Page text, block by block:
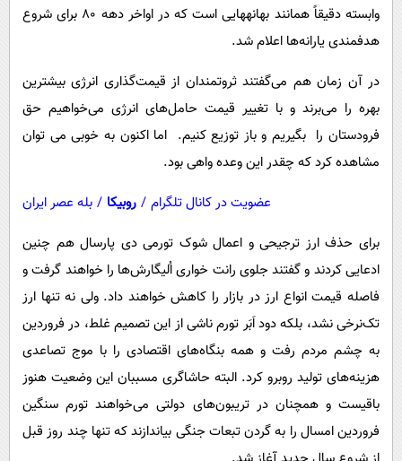
اجتماعی
حیات وحش
سیاست خارجی
وابسته دقیقاً همانند بهانه‎هایی است که در اواخر دهه ۸۰ برای شروع
هدفمندی یارانه‌ها اعلام شد.
در آن زمان هم می‌گفتند ثروتمندان از قیمت‌گذاری انرژی بیشترین
بهره را می‌برند و با تغییر قیمت حامل‌های انرژی می‌خواهیم حق
فرودستان را بگیریم و باز توزیع کنیم. اما اکنون به خوبی می توان
مشاهده کرد که چقدر این وعده واهی بود.
عضویت در کانال تلگرام / روبیکا / بله عصر ایران
برای حذف ارز ترجیحی و اعمال شوک تورمی دی پارسال هم چنین
ادعایی کردند و گفتند جلوی رانت خواری‌ اُلیگارش‌ها را خواهند گرفت و
فاصله قیمت انواع ارز در بازار را کاهش خواهند داد. ولی نه تنها ارز
تک‌نرخی نشد، بلکه دود اَبَر تورم ناشی از این تصمیم غلط، در فروردین
به چشم مردم رفت و همه بنگاه‌های اقتصادی را با موج تصاعدی
هزینه‌های تولید روبرو کرد. البته حاشاگری مسببان این وضعیت هنوز
باقیست و همچنان در تریبون‌های دولتی می‌خواهند تورم سنگین
فروردین امسال را به گردن تبعات جنگی بیاندازند که تنها چند روز قبل